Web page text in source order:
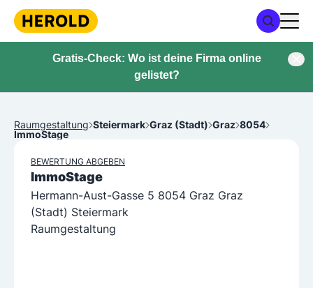
Gratis-Check: Wo ist deine Firma online
gelistet?
Raumgestaltung Steiermark Graz (Stadt) Graz 8054
ImmoStage
BEWERTUNG ABGEBEN
ImmoStage
Hermann-Aust-Gasse 5 8054 Graz Graz
(Stadt) Steiermark
Raumgestaltung